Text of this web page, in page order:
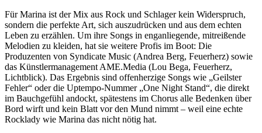
Für Marina ist der Mix aus Rock und Schlager kein Widerspruch,
sondern die perfekte Art, sich auszudrücken und aus dem echten
Leben zu erzählen. Um ihre Songs in enganliegende, mitreißende
Melodien zu kleiden, hat sie weitere Profis im Boot: Die
Produzenten von Syndicate Music (Andrea Berg, Feuerherz) sowie
das Künstlermanagement AME.Media (Lou Bega, Feuerherz,
Lichtblick). Das Ergebnis sind offenherzige Songs wie „Geilster
Fehler“ oder die Uptempo-Nummer „One Night Stand“, die direkt
im Bauchgefühl andockt, spätestens im Chorus alle Bedenken über
Bord wirft und kein Blatt vor den Mund nimmt – weil eine echte
Rocklady wie Marina das nicht nötig hat.